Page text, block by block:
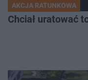
AKCJA RATUNKOWA
Chciał uratować